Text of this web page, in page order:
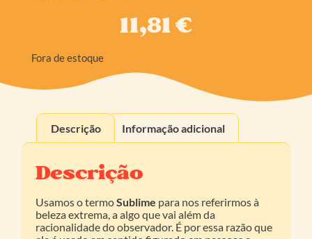
11,81€
Fora de estoque
Descrição Informação adicional
Descrição
Usamos o termoSublime para nos referirmos à
beleza extrema, a algo que vai além da
racionalidade do observador. É por essa razão que